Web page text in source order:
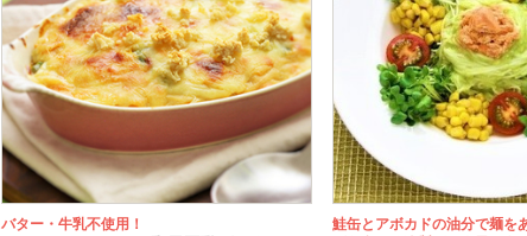
バター・牛乳不使用！
鮭缶とアボカドの油分で麺を